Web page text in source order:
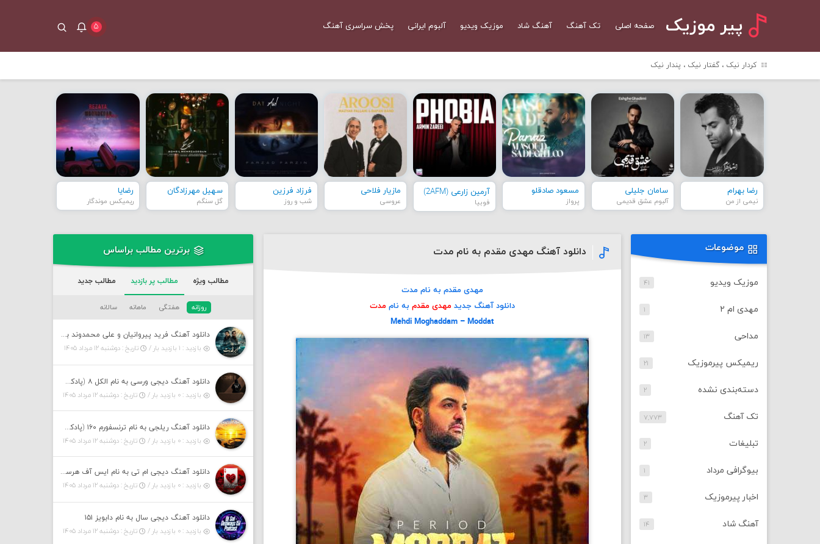
پیر موزیک صفحه اصلی تک آهنگ آهنگ شاد موزیک ویدیو آلبوم ایرانی پخش سراسری آهنگ ۵
کردار نیک ، گفتار نیک ، پندار نیک
رضا بهرام
نیمی از من
سامان جلیلی
آلبوم عشق قدیمی
مسعود صادقلو
پرواز
آرمین زارعی (2AFM)
فوبیا
مازیار فلاحی
عروسی
فرزاد فرزین
شب و روز
سهیل مهرزادگان
گل سنگم
رضایا
ریمیکس موندگار
دانلود آهنگ مهدی مقدم به نام مدت
مهدی مقدم به نام مدت
دانلود آهنگ جدید مهدی مقدم به ناممدت
Mehdi Moghaddam – Moddat
موضوعات
موزیک ویدیو ۴۱
مهدی ام ۲ ۱
مداحی ۱۳
ریمیکس پیرموزیک ۲۱
دسته‌بندی نشده ۲
تک آهنگ ۷,۷۷۳
تبلیغات ۲
بیوگرافی مرداد ۱
اخبار پیرموزیک ۳
آهنگ شاد ۱۴
برترین مطالب براساس
مطالب ویژه مطالب پر بازدید مطالب جدید
روزانه هفتگی ماهانه سالانه
دانلود آهنگ فرید پیروانیان و علی محمدوند به نام اَبَر قدرت
بازدید : ۱ بازدید بار /
تاریخ : دوشنبه ۱۲ مرداد ۱۴۰۵
دانلود آهنگ دیجی ورسی به نام الکل ۸ (پادکست)
بازدید : ۰ بازدید بار /
تاریخ : دوشنبه ۱۲ مرداد ۱۴۰۵
دانلود آهنگ ریلجی به نام ترنسفورم ۱۶۰ (پادکست)
بازدید : ۰ بازدید بار /
تاریخ : دوشنبه ۱۲ مرداد ۱۴۰۵
دانلود آهنگ دیجی ام تی به نام ایس آف هرست ۱
بازدید : ۰ بازدید بار /
تاریخ : دوشنبه ۱۲ مرداد ۱۴۰۵
دانلود آهنگ دیجی سال به نام دابویز ۱۵۱
بازدید : ۰ بازدید بار /
تاریخ : دوشنبه ۱۲ مرداد ۱۴۰۵